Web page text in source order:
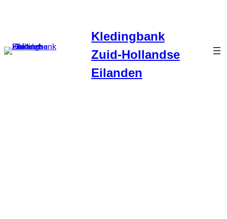
inhoud
Kledingbank
Zuid-Hollandse
Eilanden